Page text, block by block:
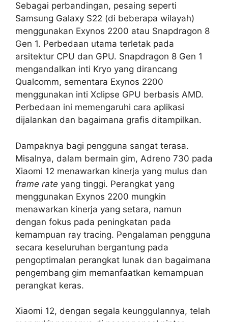
Sebagai perbandingan, pesaing seperti
Samsung Galaxy S22 (di beberapa wilayah)
menggunakan Exynos 2200 atau Snapdragon 8
Gen 1. Perbedaan utama terletak pada
arsitektur CPU dan GPU. Snapdragon 8 Gen 1
mengandalkan inti Kryo yang dirancang
Qualcomm, sementara Exynos 2200
menggunakan inti Xclipse GPU berbasis AMD.
Perbedaan ini memengaruhi cara aplikasi
dijalankan dan bagaimana grafis ditampilkan.
Dampaknya bagi pengguna sangat terasa.
Misalnya, dalam bermain gim, Adreno 730 pada
Xiaomi 12 menawarkan kinerja yang mulus dan
frame rate yang tinggi. Perangkat yang
menggunakan Exynos 2200 mungkin
menawarkan kinerja yang setara, namun
dengan fokus pada peningkatan pada
kemampuan ray tracing. Pengalaman pengguna
secara keseluruhan bergantung pada
pengoptimalan perangkat lunak dan bagaimana
pengembang gim memanfaatkan kemampuan
perangkat keras.
Xiaomi 12, dengan segala keunggulannya, telah